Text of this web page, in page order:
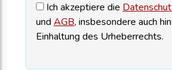
Ich akzeptiere die
und AGB, insbesondere auch
Einhaltung des Urheberrechts.